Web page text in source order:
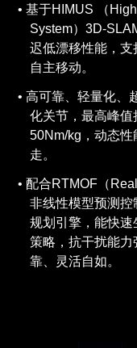
基于HIMUS （
System）3D-
迟低漂移性能，
自主移动。
高可靠、轻量化、
化关节，最高峰
50Nm/kg，动态
走。
配合RTMOF（
非线性模型预测
规划引擎，能快
策略，抗干扰能
靠、灵活自如。